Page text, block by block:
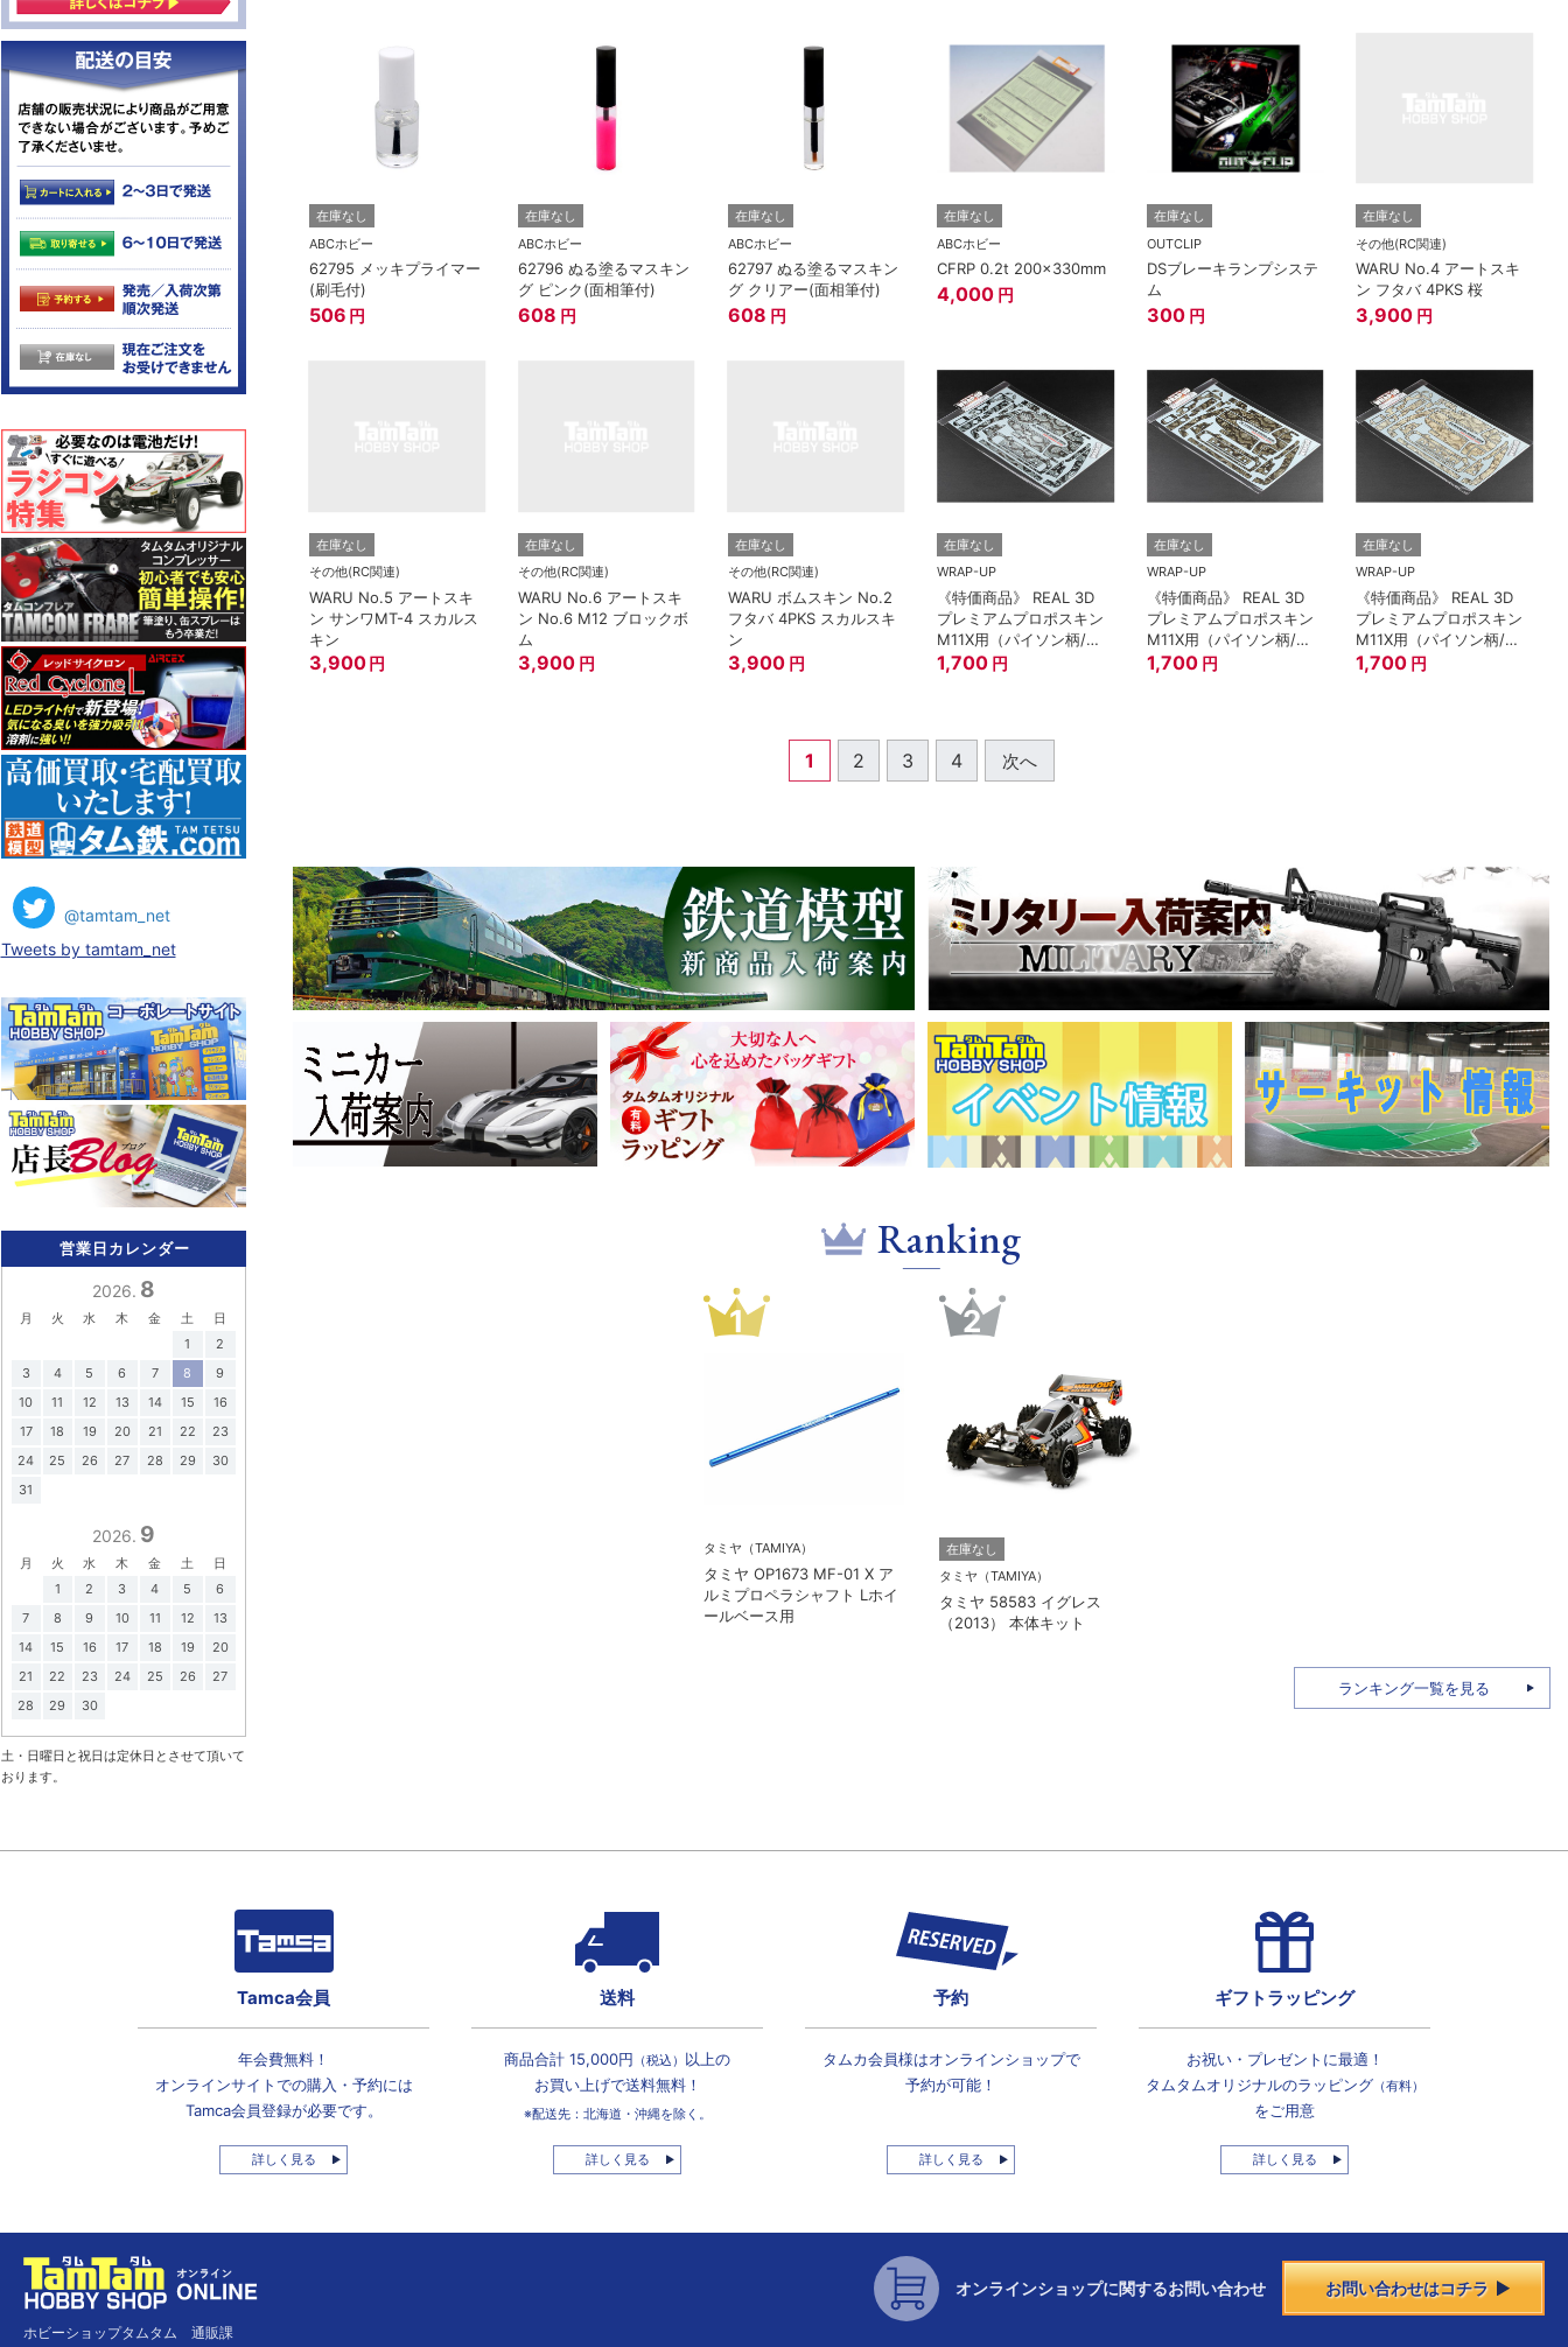
在庫なし
ABCホビー
62795 メッキプライマー
(刷毛付)
506 円
在庫なし
ABCホビー
62796 ぬる塗るマスキン
グ ピンク(面相筆付)
608 円
在庫なし
ABCホビー
62797 ぬる塗るマスキン
グ クリアー(面相筆付)
608 円
在庫なし
ABCホビー
CFRP 0.2t 200x330mm
4,000 円
在庫なし
OUTCLIP
DSブレーキランプシステ
ム
300 円
在庫なし
その他(RC関連)
WARU No.4 アートスキ
ン フタバ 4PKS 桜
3,900 円
在庫なし
その他(RC関連)
WARU No.5 アートスキ
ン サンワMT-4 スカルス
キン
3,900 円
在庫なし
その他(RC関連)
WARU No.6 アートスキ
ン No.6 M12 ブロックボ
ム
3,900 円
在庫なし
その他(RC関連)
WARU ボムスキン No.2
フタバ 4PKS スカルスキ
ン
3,900 円
在庫なし
WRAP-UP
《特価商品》 REAL 3D
プレミアムプロポスキン
M11X用（パイソン柄/ナ
チュラルホワイト）
1,700 円
在庫なし
WRAP-UP
《特価商品》 REAL 3D
プレミアムプロポスキン
M11X用（パイソン柄/ブ
ラック）
1,700 円
在庫なし
WRAP-UP
《特価商品》 REAL 3D
プレミアムプロポスキン
M11X用（パイソン柄/モ
ノトーン）
1,700 円
1 2 3 4 次へ
Ranking
1
タミヤ（TAMIYA）
タミヤ OP1673 MF-01 X ア
ルミプロペラシャフト Lホイ
ールベース用
2
在庫なし
タミヤ（TAMIYA）
タミヤ 58583 イグレス
（2013） 本体キット
ランキング一覧を見る
@tamtam_net
Tweets by tamtam_net
営業日カレンダー
2026. 8
月 火 水 木 金 土
日
1
2
3
4 5 6 7 8
9
10
11 12 13 14 15
16
17
18 19 20 21 22
23
24
25 26 27 28 29
30
31
2026. 9
月 火 水 木 金 土
日
1
2 3 4 5
6
7
8 9 10 11 12
13
14
15 16 17 18 19
20
21
22 23 24 25 26
27
28
29 30
土・日曜日と祝日は定休日とさせて頂いて
おります。
Tamca会員
年会費無料！
オンラインサイトでの購入・予約には
Tamca会員登録が必要です。
詳しく見る
送料
商品合計 15,000円 （税込） 以上の
お買い上げで送料無料！
※配送先：北海道・沖縄を除く。
詳しく見る
予約
タムカ会員様はオンラインショップで
予約が可能！
詳しく見る
ギフトラッピング
お祝い・プレゼントに最適！
タムタムオリジナルのラッピング（有料）
をご用意
詳しく見る
ホビーショップタムタム 通販課
オンラインショップに関するお問い合わせ お問い合わせはコチラ